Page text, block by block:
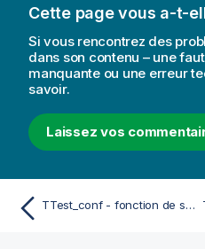
Cette page vous a-t-
Si vous rencontrez des
dans son contenu – une
manquante ou une erreur
savoir.
Laissez vos
TTest_conf - fonction de script et fonction de graphique